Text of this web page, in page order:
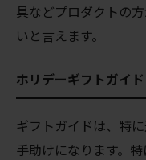
具などプロダクトの
いと言えます。
ホリデーギフトガイド
ギフトガイドは、特
手助けになります。